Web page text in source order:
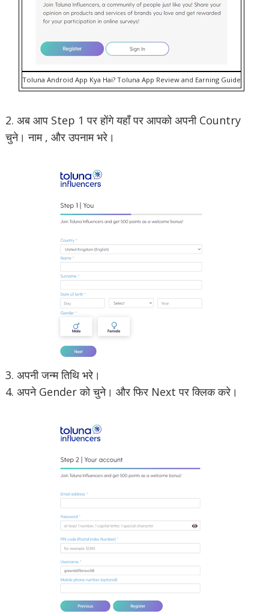
Toluna Android App Kya Hai? Toluna App Review and Earning Guide
2. अब आप Step 1 पर होंगे यहाँ पर आपको अपनी Country
चुने। नाम , और उपनाम भरे।
3. अपनी जन्म तिथि भरे।
4. अपने Gender को चुने। और फिर Next पर क्लिक करे।